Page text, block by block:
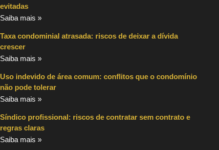
evitadas
Saiba mais »
Taxa condominial atrasada: riscos de deixar a dívida
crescer
Saiba mais »
Uso indevido de área comum: conflitos que o condomínio
não pode tolerar
Saiba mais »
Síndico profissional: riscos de contratar sem contrato e
regras claras
Saiba mais »